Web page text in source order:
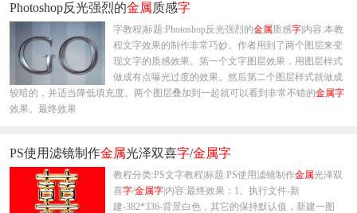
Photoshop反光强烈的金属质感字
字教程|标题:Photoshop反光强烈的金属质感字 |内容:本教
程文字效果的制作非常巧妙。作者用到了两个图层来变
现文字的质感效果。第一个文字图层效果，用图层样式
做成有点曝光过度的效果。然后第二个图层样式就做成
较暗的，并适当降低填充度。两个图层叠加到一起就可以看到非常不错的金属字
效果。最终效果
PS使用滤镜制作金属光泽双喜字/金属字
教程分类:PS文字教程|标题:PS使用滤镜制作金属光泽双
喜字/金属字 |内容:最终效果：1、执行文件-新
建-382*336-背景白色，其它的保持默认值，新建一图